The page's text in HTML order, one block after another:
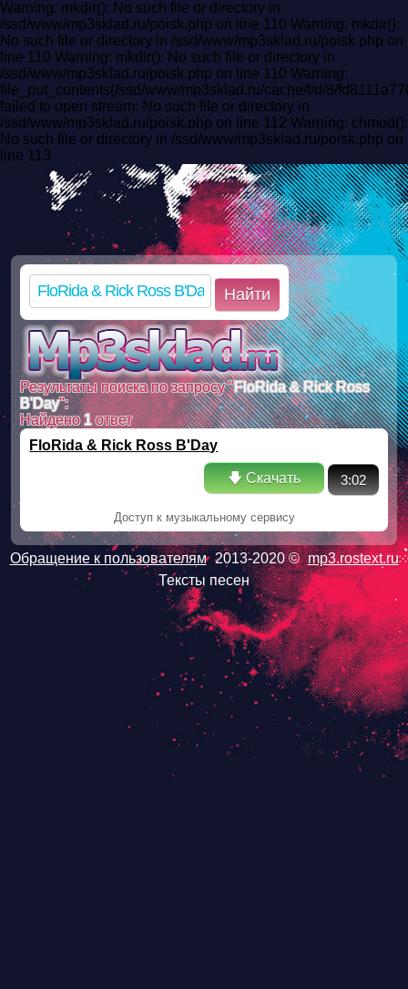
Warning: mkdir(): No such file or directory in
/ssd/www/mp3sklad.ru/poisk.php on line 110 Warning: mkdir():
No such file or directory in /ssd/www/mp3sklad.ru/poisk.php on
line 110 Warning: mkdir(): No such file or directory in
/ssd/www/mp3sklad.ru/poisk.php on line 110 Warning:
file_put_contents(/ssd/www/mp3sklad.ru/cache/f/d/8/
failed to open stream: No such file or directory in
/ssd/www/mp3sklad.ru/poisk.php on line 112 Warning: chmod():
No such file or directory in /ssd/www/mp3sklad.ru/poisk.php on
line 113
Найти
Результаты поиска по запросу "FloRida & Rick Ross
B'Day":
Найдено1ответ
FloRida & Rick Ross B'Day
🡇 Скачать 3:02
Доступ к музыкальному сервису
Обращение к пользователям 2013-2020 © mp3.rostext.ru
Тексты песен